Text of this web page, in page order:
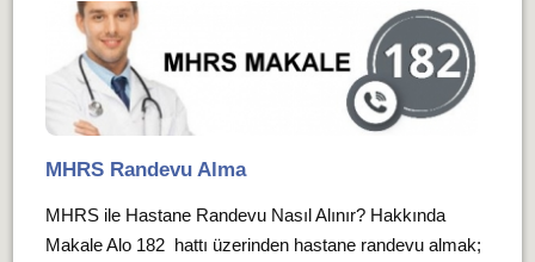
MHRS Randevu Alma
MHRS ile Hastane Randevu Nasıl Alınır? Hakkında
Makale Alo 182 hattı üzerinden hastane randevu almak;